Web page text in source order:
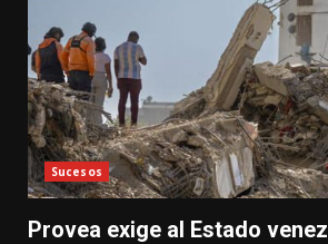
Sucesos
Provea exige al Estado